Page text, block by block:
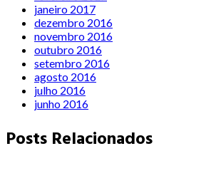
janeiro 2017
dezembro 2016
novembro 2016
outubro 2016
setembro 2016
agosto 2016
julho 2016
junho 2016
Posts Relacionados